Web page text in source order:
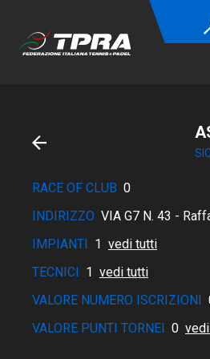
RACE OF CLUB 0
INDIRIZZO VIA G7 N. 43 -
IMPIANTI 1 vedi tutti
TECNICI 1 vedi tutti
VALORE NUMERO ISCRIZIONI
VALORE PUNTI TORNEI 0